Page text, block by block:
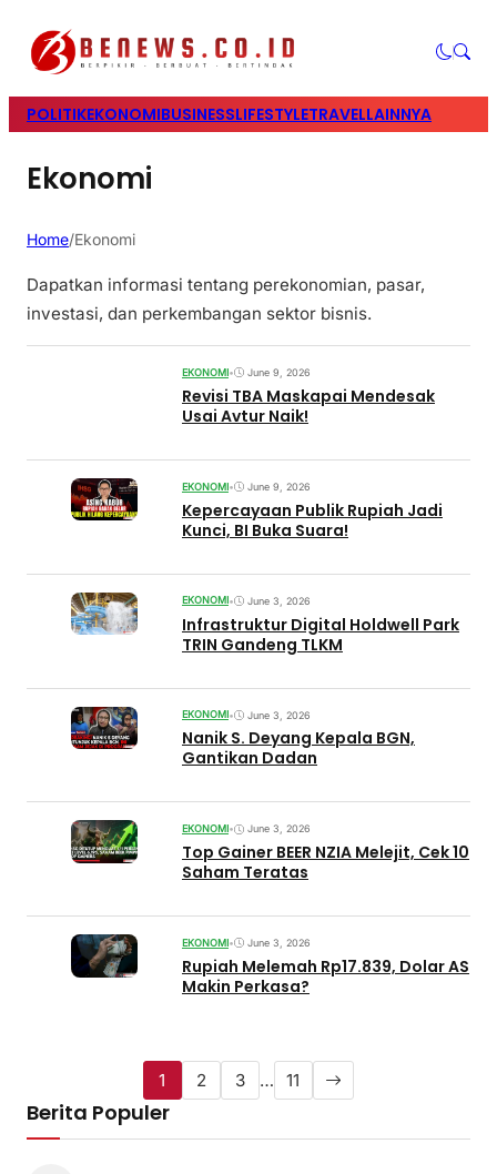
POLITIKEKONOMIBUSINESSLIFESTYLETRAVELLAINNYA
Ekonomi
Home/Ekonomi
Dapatkan informasi tentang perekonomian, pasar,
investasi, dan perkembangan sektor bisnis.
EKONOMI• June 9, 2026
Revisi TBA Maskapai Mendesak
Usai Avtur Naik!
EKONOMI• June 9, 2026
Kepercayaan Publik Rupiah Jadi
Kunci, BI Buka Suara!
EKONOMI • June 3, 2026
Infrastruktur Digital Holdwell Park
TRIN Gandeng TLKM
EKONOMI• June 3, 2026
Nanik S. Deyang Kepala BGN,
Gantikan Dadan
EKONOMI• June 3, 2026
Top Gainer BEER NZIA Melejit, Cek 10
Saham Teratas
EKONOMI• June 3, 2026
Rupiah Melemah Rp17.839, Dolar AS
Makin Perkasa?
1 2 3 … 11
Berita Populer